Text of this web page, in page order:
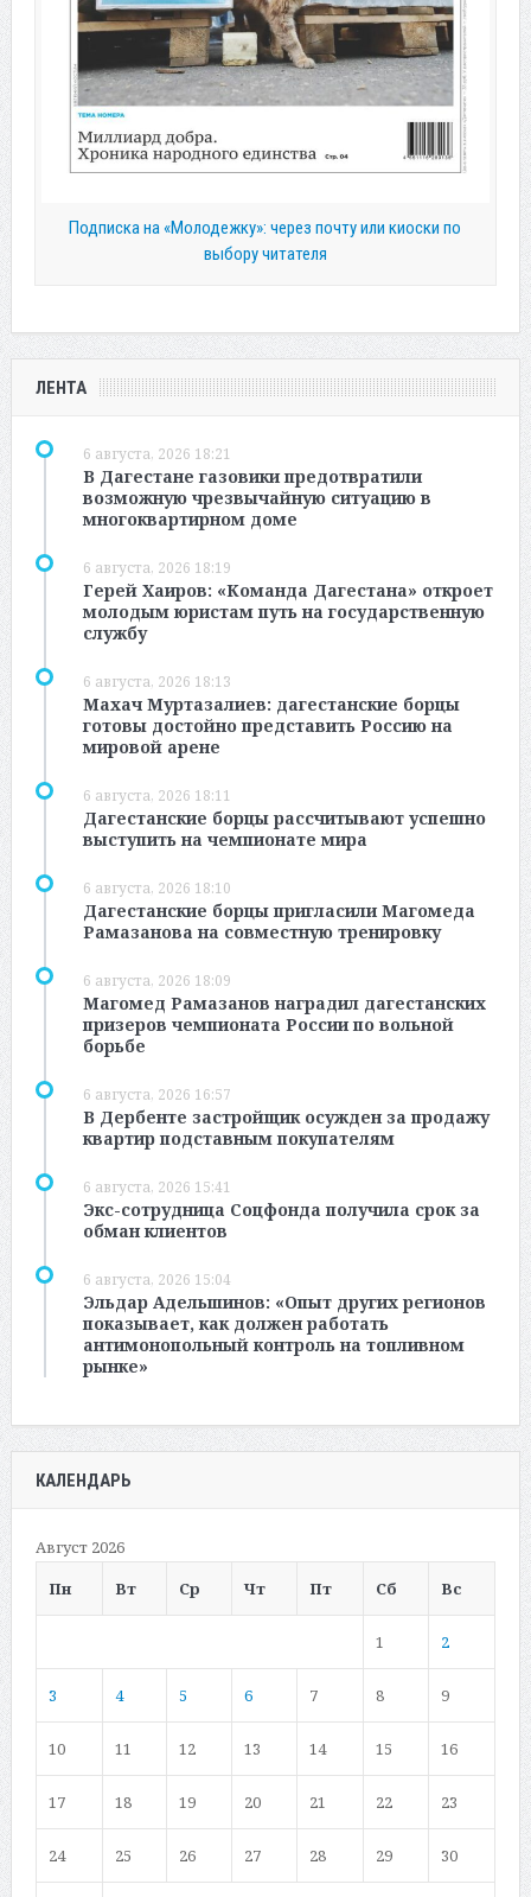
Подписка на «Молодежку»: через почту или киоски по
выбору читателя
ЛЕНТА
6 августа, 2026 18:21
В Дагестане газовики предотвратили
возможную чрезвычайную ситуацию в
многоквартирном доме
6 августа, 2026 18:19
Герей Хаиров: «Команда Дагестана» откроет
молодым юристам путь на государственную
службу
6 августа, 2026 18:13
Махач Муртазалиев: дагестанские борцы
готовы достойно представить Россию на
мировой арене
6 августа, 2026 18:11
Дагестанские борцы рассчитывают успешно
выступить на чемпионате мира
6 августа, 2026 18:10
Дагестанские борцы пригласили Магомеда
Рамазанова на совместную тренировку
6 августа, 2026 18:09
Магомед Рамазанов наградил дагестанских
призеров чемпионата России по вольной
борьбе
6 августа, 2026 16:57
В Дербенте застройщик осужден за продажу
квартир подставным покупателям
6 августа, 2026 15:41
Экс-сотрудница Соцфонда получила срок за
обман клиентов
6 августа, 2026 15:04
Эльдар Адельшинов: «Опыт других регионов
показывает, как должен работать
антимонопольный контроль на топливном
рынке»
КАЛЕНДАРЬ
Август 2026
Пн
Вт Ср Чт Пт Сб Вс
1 2
3 4 5 6 7 8 9
10 11 12 13 14 15 16
17 18 19 20 21 22 23
24 25 26 27 28 29 30